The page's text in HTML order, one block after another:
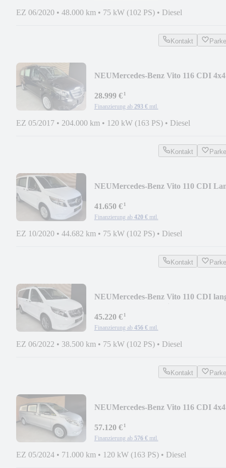
EZ 06/2020 • 48.000 km • 75 kW (102 PS) • Diesel
Kontakt
NEUMercedes-Benz Vito 116 CDI 4x4
28.999 €¹
Finanzierung ab 293 € mtl.
EZ 05/2017 • 204.000 km • 120 kW (163 PS) • Diesel
Kontakt
NEUMercedes-Benz Vito 110 CDI
41.650 €¹
Finanzierung ab 420 € mtl.
EZ 10/2020 • 44.682 km • 75 kW (102 PS) • Diesel
Kontakt
NEUMercedes-Benz Vito 110 CDI
45.220 €¹
Finanzierung ab 456 € mtl.
EZ 06/2022 • 38.500 km • 75 kW (102 PS) • Diesel
Kontakt
NEUMercedes-Benz Vito 116 CDI 4x4
57.120 €¹
Finanzierung ab 576 € mtl.
EZ 05/2024 • 71.000 km • 120 kW (163 PS) • Diesel